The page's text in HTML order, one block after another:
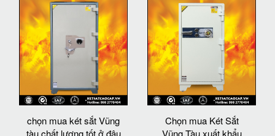
chọn mua két sắt Vũng
tàu chất lượng tốt ở đâu
Chọn mua Két Sắt
Vũng Tàu xuất khẩu